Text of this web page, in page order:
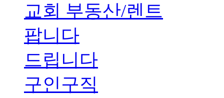
교회 부동산/렌트
팝니다
드립니다
구인구직